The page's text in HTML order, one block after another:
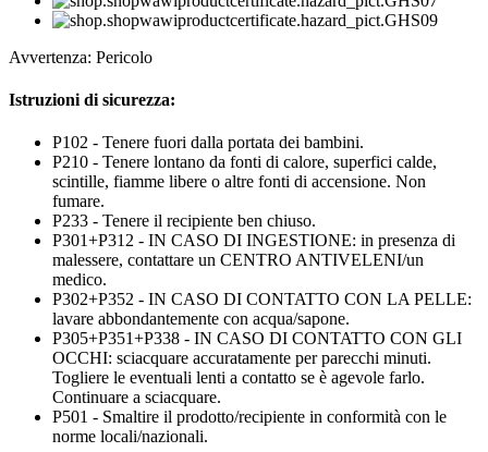
Avvertenza: Pericolo
Istruzioni di sicurezza:
P102 - Tenere fuori dalla portata dei bambini.
P210 - Tenere lontano da fonti di calore, superfici calde,
scintille, fiamme libere o altre fonti di accensione. Non
fumare.
P233 - Tenere il recipiente ben chiuso.
P301+P312 - IN CASO DI INGESTIONE: in presenza di
malessere, contattare un CENTRO ANTIVELENI/un
medico.
P302+P352 - IN CASO DI CONTATTO CON LA PELLE:
lavare abbondantemente con acqua/sapone.
P305+P351+P338 - IN CASO DI CONTATTO CON GLI
OCCHI: sciacquare accuratamente per parecchi minuti.
Togliere le eventuali lenti a contatto se è agevole farlo.
Continuare a sciacquare.
P501 - Smaltire il prodotto/recipiente in conformità con le
norme locali/nazionali.